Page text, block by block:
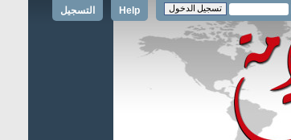
التسجيل Help